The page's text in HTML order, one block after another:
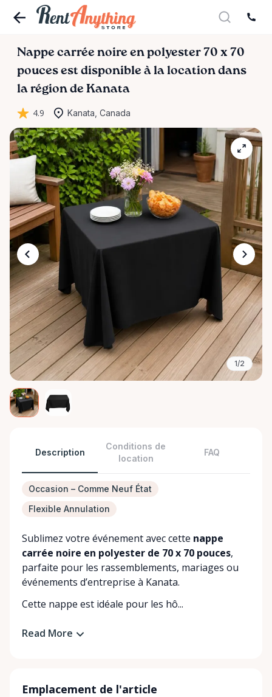
Nappe carrée noire en polyester 70 x 70
pouces est disponible à la location dans
la région de Kanata
4.9 Kanata, Canada
1/2
Description
Conditions de
location
FAQ
Occasion – Comme Neuf État
Flexible Annulation
Sublimez votre événement avec cette nappe
carrée noire en polyester de 70 x 70 pouces,
parfaite pour les rassemblements, mariages ou
événements d’entreprise à Kanata.
Cette nappe est idéale pour les hô...
Read More
Emplacement de l'article